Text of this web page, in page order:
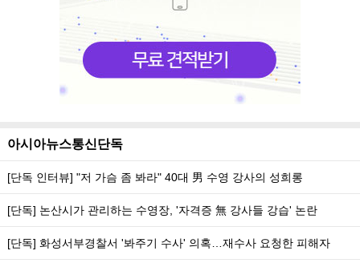
아시아뉴스통신단독
[단독 인터뷰] "저 가슴 좀 봐라" 40대 男 수영 강사의 성희롱
[단독] 논산시가 관리하는 수영장, '자격증 無 강사들 강습' 논란
[단독] 화성서부경찰서 '봐주기 수사' 의혹…재수사 요청한 피해자